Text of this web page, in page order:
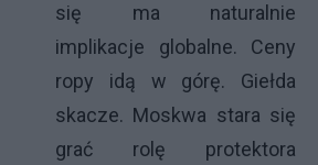
się ma naturalnie
implikacje globalne. Ceny
ropy idą w górę. Giełda
skacze. Moskwa stara się
grać rolę protektora